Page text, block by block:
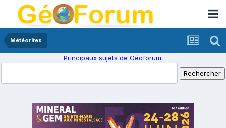
Météorites
Principaux sujets de Géoforum.